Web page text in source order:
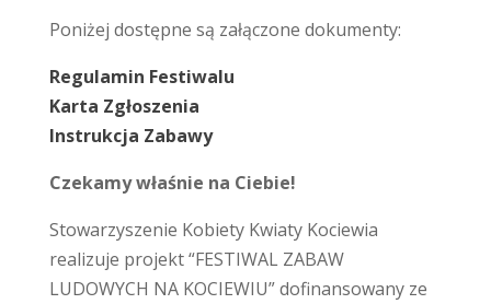
Poniżej dostępne są załączone dokumenty:
Regulamin Festiwalu
Karta Zgłoszenia
Instrukcja Zabawy
Czekamy właśnie na Ciebie!
Stowarzyszenie Kobiety Kwiaty Kociewia
realizuje projekt “FESTIWAL ZABAW
LUDOWYCH NA KOCIEWIU” dofinansowany ze